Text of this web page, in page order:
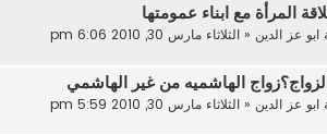
المرأة مع ابناء عمومتها
ابو عز الدين« الثلاثاء مارس 30, 2010 6:06 pm
الهاشميه من غير الهاشمي
ابو عز الدين« الثلاثاء مارس 30, 2010 5:59 pm